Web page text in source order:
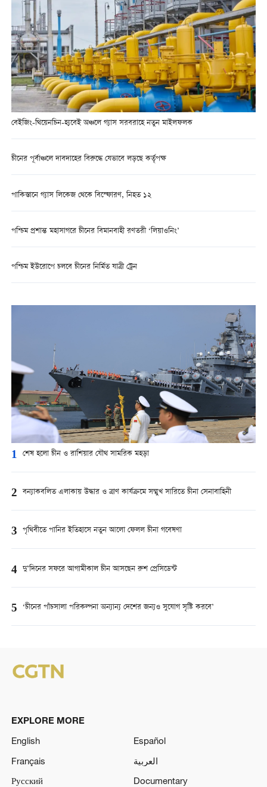
বেইজিং-থিয়েনচিন-হ্যবেই অঞ্চলে গ্যাস সরবরাহে নতুন মাইলফলক
চীনের পূর্বাঞ্চলে দাবদাহের বিরুদ্ধে যেভাবে লড়ছে কর্তৃপক্ষ
পাকিস্তানে গ্যাস লিকেজ থেকে বিস্ফোরণ, নিহত ১২
পশ্চিম প্রশান্ত মহাসাগরে চীনের বিমানবাহী রণতরী ‘লিয়াওনিং’
পশ্চিম ইউরোপে চলবে চীনের নির্মিত যাত্রী ট্রেন
1 শেষ হলো চীন ও রাশিয়ার যৌথ সামরিক মহড়া
2 বন্যাকবলিত এলাকায় উদ্ধার ও ত্রাণ কার্যক্রমে সম্মুখ সারিতে চীনা সেনাবাহিনী
3 পৃথিবীতে পানির ইতিহাসে নতুন আলো ফেলল চীনা গবেষণা
4 দু’দিনের সফরে আগামীকাল চীন আসছেন রুশ প্রেসিডেন্ট
5 ‘চীনের পাঁচসালা পরিকল্পনা অন্যান্য দেশের জন্যও সুযোগ সৃষ্টি করবে’
EXPLORE MORE
English
Español
Français
العربية
Русский
Documentary